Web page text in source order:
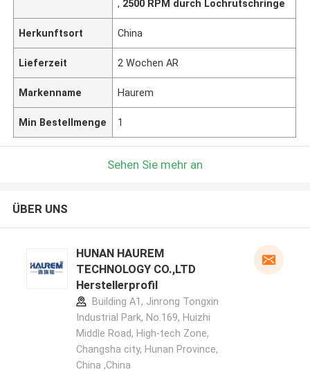
, 2500 RPM durch Lochrutschringe
Herkunftsort China
Lieferzeit 2 Wochen AR
Markenname Haurem
Min Bestellmenge 1
Sehen Sie mehr an
ÜBER UNS
HUNAN HAUREM
TECHNOLOGY CO.,LTD
Herstellerprofil
Building A1, Jinrong Tongxin
Industrial Park, No.169, Huizhi
Middle Road, High-tech Zone,
Changsha city, Hunan Province,
China ,China